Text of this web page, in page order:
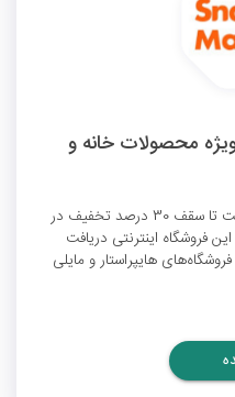
ویژه محصولات خانه و
تا سقف 30 درصد تخفیف در
فروشگاه اینترنتی دریافت
هایپراستار و مایلی